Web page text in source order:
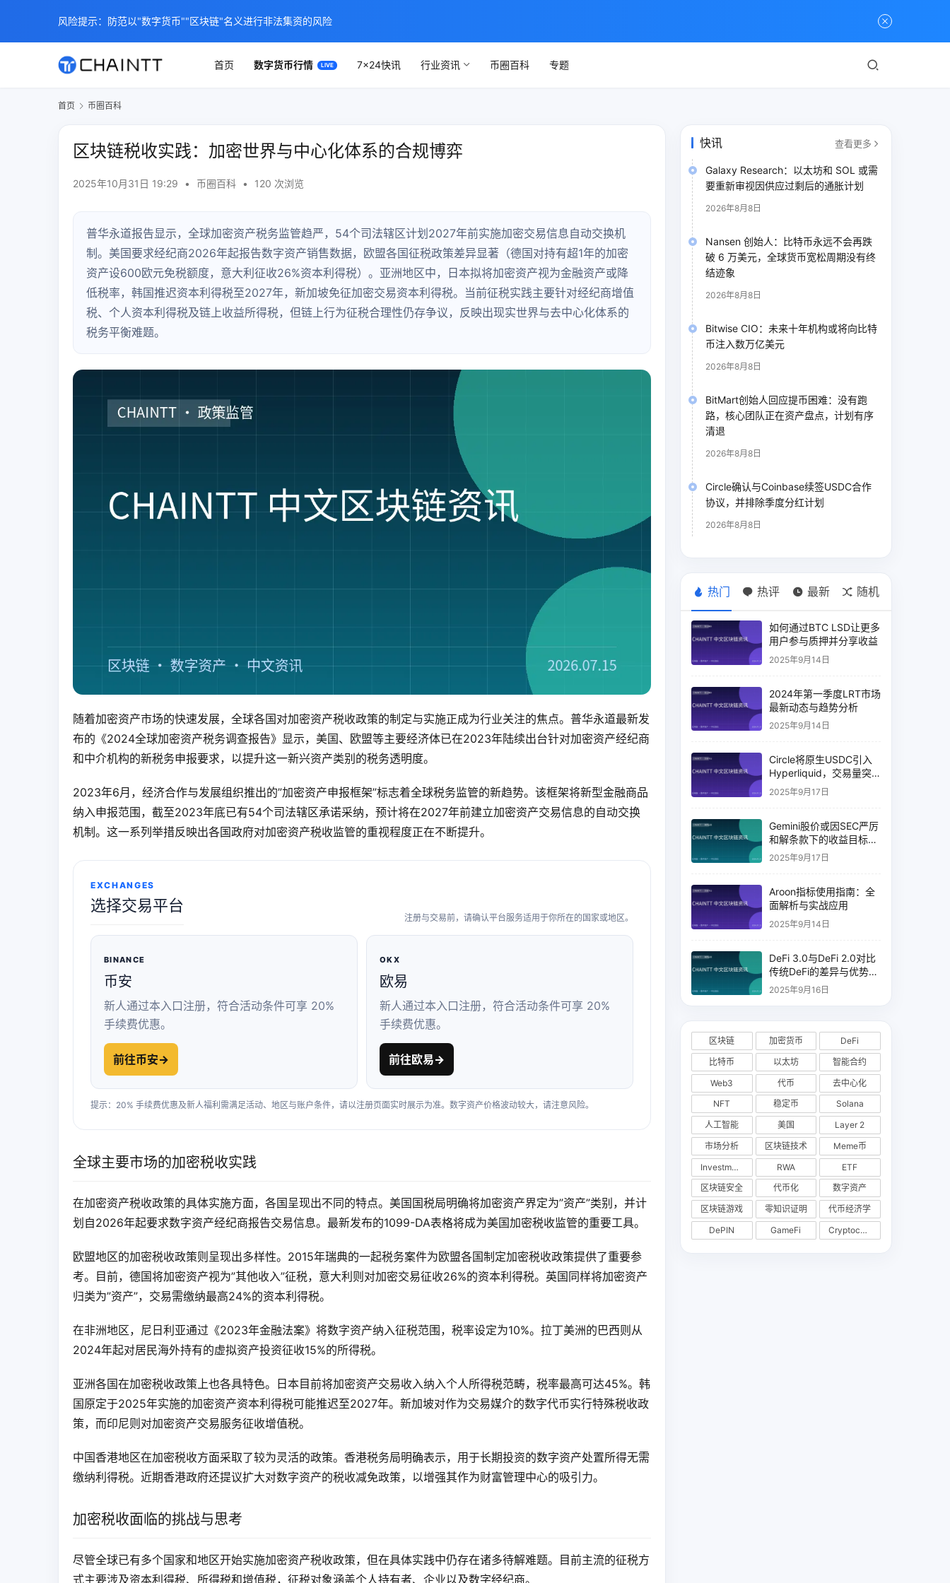
首页 数字货币行情 7×24快讯 行业资讯 币圈百科 专题
首页 币圈百科
区块链税收实践：加密世界与中心化体系的合规博弈
2025年10月31日 19:29 • 币圈百科 • 120 次浏览
普华永道报告显示，全球加密资产税务监管趋严，54个司法辖区计划2027年前实施加密交易信息自动交换机
制。美国要求经纪商2026年起报告数字资产销售数据，欧盟各国征税政策差异显著（德国对持有超1年的加密
资产设600欧元免税额度，意大利征收26%资本利得税）。亚洲地区中，日本拟将加密资产视为金融资产或降
低税率，韩国推迟资本利得税至2027年，新加坡免征加密交易资本利得税。当前征税实践主要针对经纪商增值
税、个人资本利得税及链上收益所得税，但链上行为征税合理性仍存争议，反映出现实世界与去中心化体系的
税务平衡难题。
随着加密资产市场的快速发展，全球各国对加密资产税收政策的制定与实施正成为行业关注的焦点。普华永道最新发
布的《2024全球加密资产税务调查报告》显示，美国、欧盟等主要经济体已在2023年陆续出台针对加密资产经纪商
和中介机构的新税务申报要求，以提升这一新兴资产类别的税务透明度。
2023年6月，经济合作与发展组织推出的”加密资产申报框架”标志着全球税务监管的新趋势。该框架将新型金融商品
纳入申报范围，截至2023年底已有54个司法辖区承诺采纳，预计将在2027年前建立加密资产交易信息的自动交换
机制。这一系列举措反映出各国政府对加密资产税收监管的重视程度正在不断提升。
EXCHANGES
选择交易平台
注册与交易前，请确认平台服务适用于你所在的国家或地区。
BINANCE
币安
新人通过本入口注册，符合活动条件可享 20%
手续费优惠。
前往币安→
OKX
欧易
新人通过本入口注册，符合活动条件可享 20%
手续费优惠。
前往欧易→
提示：20% 手续费优惠及新人福利需满足活动、地区与账户条件，请以注册页面实时展示为准。数字资产价格波动较大，请注意风险。
全球主要市场的加密税收实践
在加密资产税收政策的具体实施方面，各国呈现出不同的特点。美国国税局明确将加密资产界定为”资产”类别，并计
划自2026年起要求数字资产经纪商报告交易信息。最新发布的1099-DA表格将成为美国加密税收监管的重要工具。
欧盟地区的加密税收政策则呈现出多样性。2015年瑞典的一起税务案件为欧盟各国制定加密税收政策提供了重要参
考。目前，德国将加密资产视为”其他收入”征税，意大利则对加密交易征收26%的资本利得税。英国同样将加密资产
归类为”资产”，交易需缴纳最高24%的资本利得税。
在非洲地区，尼日利亚通过《2023年金融法案》将数字资产纳入征税范围，税率设定为10%。拉丁美洲的巴西则从
2024年起对居民海外持有的虚拟资产投资征收15%的所得税。
亚洲各国在加密税收政策上也各具特色。日本目前将加密资产交易收入纳入个人所得税范畴，税率最高可达45%。韩
国原定于2025年实施的加密资产资本利得税可能推迟至2027年。新加坡对作为交易媒介的数字代币实行特殊税收政
策，而印尼则对加密资产交易服务征收增值税。
中国香港地区在加密税收方面采取了较为灵活的政策。香港税务局明确表示，用于长期投资的数字资产处置所得无需
缴纳利得税。近期香港政府还提议扩大对数字资产的税收减免政策，以增强其作为财富管理中心的吸引力。
加密税收面临的挑战与思考
尽管全球已有多个国家和地区开始实施加密资产税收政策，但在具体实践中仍存在诸多待解难题。目前主流的征税方
式主要涉及资本利得税、所得税和增值税，征税对象涵盖个人持有者、企业以及数字经纪商。
快讯 查看更多
Galaxy Research：以太坊和 SOL 或需
要重新审视因供应过剩后的通胀计划
2026年8月8日
Nansen 创始人：比特币永远不会再跌
破 6 万美元，全球货币宽松周期没有终
结迹象
2026年8月8日
Bitwise CIO：未来十年机构或将向比特
币注入数万亿美元
2026年8月8日
BitMart创始人回应提币困难：没有跑
路，核心团队正在资产盘点，计划有序
清退
2026年8月8日
Circle确认与Coinbase续签USDC合作
协议，并排除季度分红计划
2026年8月8日
热门 热评 最新 随机
如何通过BTC LSD让更多
用户参与质押并分享收益
2025年9月14日
2024年第一季度LRT市场
最新动态与趋势分析
2025年9月14日
Circle将原生USDC引入
Hyperliquid，交易量突
破币安14%
2025年9月17日
Gemini股价或因SEC严厉
和解条款下的收益目标破
灭而下跌
2025年9月17日
Aroon指标使用指南：全
面解析与实战应用
2025年9月14日
DeFi 3.0与DeFi 2.0对比
传统DeFi的差异与优势分
析
2025年9月16日
区块链 加密货币
DeFi
比特币
以太坊
智能合约
Web3
代币
去中心化
NFT
稳定币
Solana
人工智能
美国
Layer 2
市场分析
区块链技术
Meme币
Investments
RWA
ETF
区块链安全
代币化
数字资产
区块链游戏
零知识证明
代币经济学
DePIN
GameFi Cryptocurrency Exchange
风险提示：防范以"数字货币""区块链"名义进行非法集资的风险